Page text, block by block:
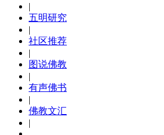
|
五明研究
|
社区推荐
|
图说佛教
|
有声佛书
|
佛教文汇
|